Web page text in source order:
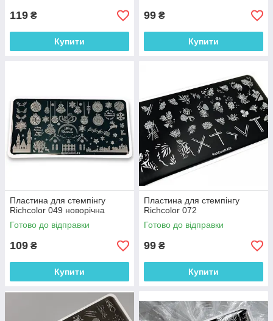
119 ₴
Купити
99 ₴
Купити
Пластина для стемпінгу
Richcolor 049 новорічна
Готово до відправки
109 ₴
Купити
Пластина для стемпінгу
Richcolor 072
Готово до відправки
99 ₴
Купити